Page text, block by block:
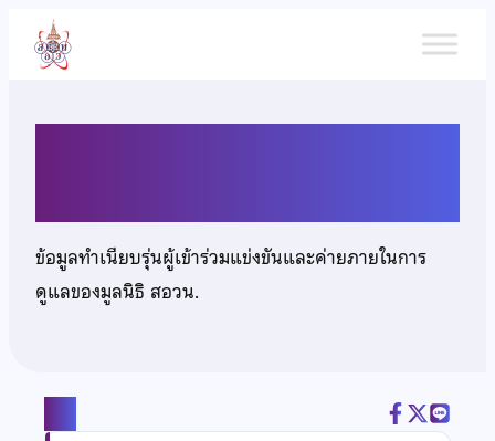
เนื้อหา
ข้อมูลทำเนียบรุ่นผู้เข้าร่วมแข่งขันและค่ายภายในการ
ดูแลของมูลนิธิ สอวน.